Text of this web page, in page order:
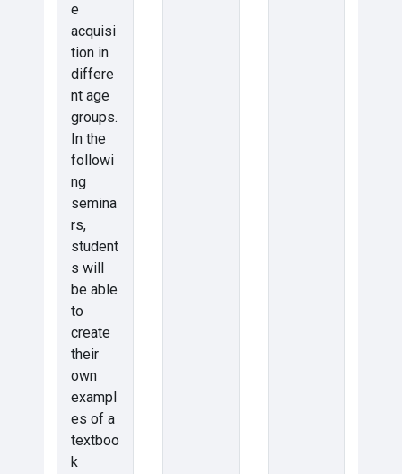
e
acquisi
tion in
differe
nt age
groups.
In the
followi
ng
semina
rs,
student
s will
be able
to
create
their
own
exampl
es of a
textboo
k